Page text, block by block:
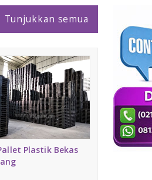
Tunjukkan semua
Plastik Bekas